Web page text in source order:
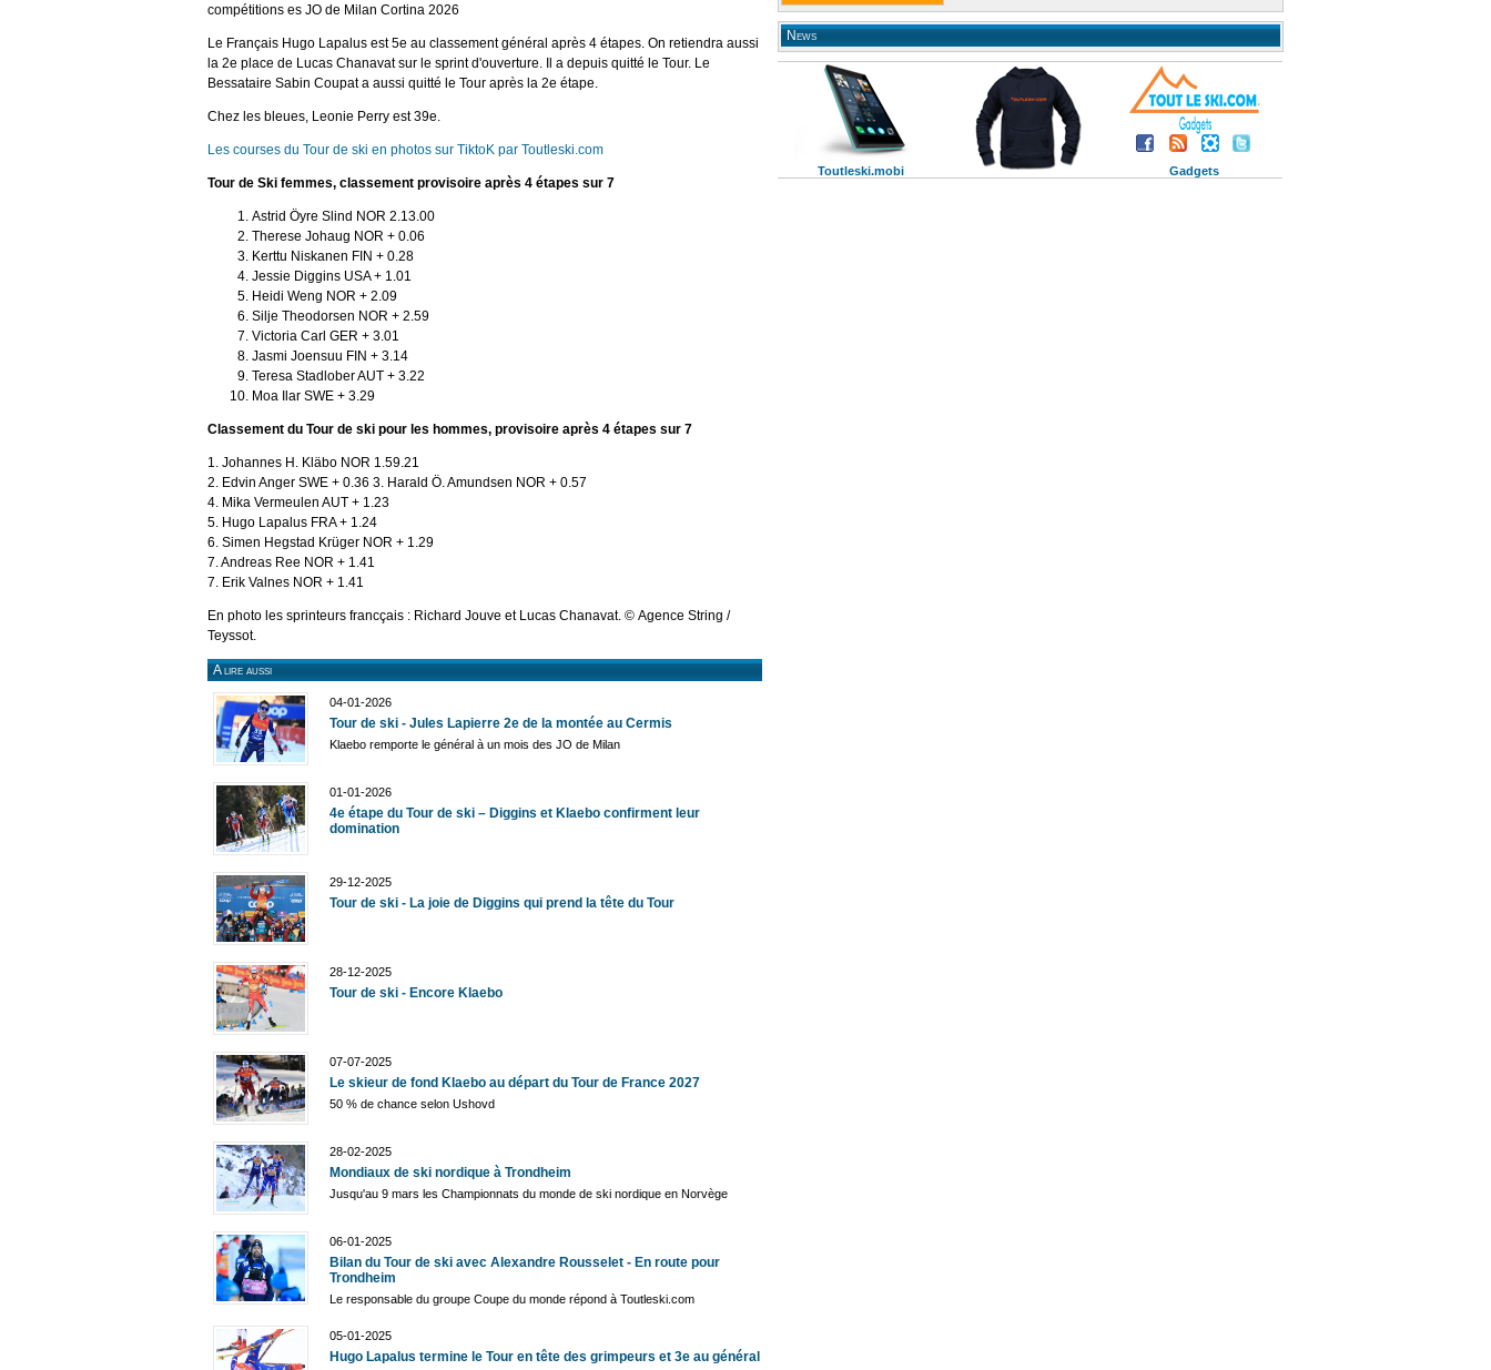
compétitions es JO de Milan Cortina 2026
Le Français Hugo Lapalus est 5e au classement général après 4 étapes. On retiendra aussi
la 2e place de Lucas Chanavat sur le sprint d'ouverture. Il a depuis quitté le Tour. Le
Bessataire Sabin Coupat a aussi quitté le Tour après la 2e étape.
Chez les bleues, Leonie Perry est 39e.
Les courses du Tour de ski en photos sur TiktoK par Toutleski.com
Tour de Ski femmes, classement provisoire après 4 étapes sur 7
Astrid Öyre Slind NOR 2.13.00
Therese Johaug NOR + 0.06
Kerttu Niskanen FIN + 0.28
Jessie Diggins USA + 1.01
Heidi Weng NOR + 2.09
Silje Theodorsen NOR + 2.59
Victoria Carl GER + 3.01
Jasmi Joensuu FIN + 3.14
Teresa Stadlober AUT + 3.22
Moa Ilar SWE + 3.29
Classement du Tour de ski pour les hommes, provisoire après 4 étapes sur 7
1. Johannes H. Kläbo NOR 1.59.21
2. Edvin Anger SWE + 0.36 3. Harald Ö. Amundsen NOR + 0.57
4. Mika Vermeulen AUT + 1.23
5. Hugo Lapalus FRA + 1.24
6. Simen Hegstad Krüger NOR + 1.29
7. Andreas Ree NOR + 1.41
7. Erik Valnes NOR + 1.41
En photo les sprinteurs francçais : Richard Jouve et Lucas Chanavat. © Agence String /
Teyssot.
A lire aussi
04-01-2026
Tour de ski - Jules Lapierre 2e de la montée au Cermis
Klaebo remporte le général à un mois des JO de Milan
01-01-2026
4e étape du Tour de ski – Diggins et Klaebo confirment leur
domination
29-12-2025
Tour de ski - La joie de Diggins qui prend la tête du Tour
28-12-2025
Tour de ski - Encore Klaebo
07-07-2025
Le skieur de fond Klaebo au départ du Tour de France 2027
50 % de chance selon Ushovd
28-02-2025
Mondiaux de ski nordique à Trondheim
Jusqu'au 9 mars les Championnats du monde de ski nordique en Norvège
06-01-2025
Bilan du Tour de ski avec Alexandre Rousselet - En route pour
Trondheim
Le responsable du groupe Coupe du monde répond à Toutleski.com
05-01-2025
Hugo Lapalus termine le Tour en tête des grimpeurs et 3e au général
News
Toutleski.mobi Gadgets